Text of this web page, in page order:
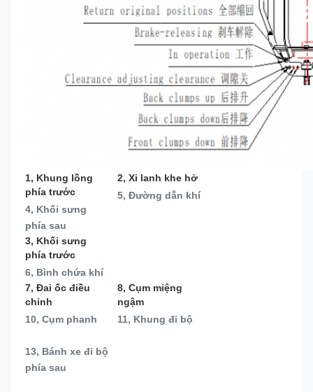
1, Khung lồng
phía trước
4, Khối sưng
phía sau
2, Xi lanh khe hở
5, Đường dẫn khí
3, Khối sưng
phía trước
6, Bình chứa khí
7, Đai ốc điều
chỉnh
10, Cụm phanh
13, Bánh xe đi bộ
phía sau
8, Cụm miệng
ngậm
11, Khung đi bộ